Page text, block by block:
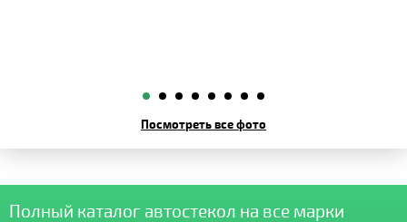
Посмотреть все фото
Полный каталог автостекол на все марки